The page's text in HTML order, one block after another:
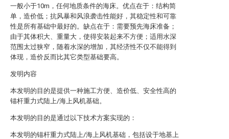
一般小于10m，任何地质条件的海床。优点在于：结构简
单，造价低；抗风暴和风浪袭击性能好，其稳定性和可靠
性是所有基础中最好的。缺点在于：需要预先海床准备；
由于其体积大、重量大，使得安装起来不方便；适用水深
范围太过狭窄，随着水深的增加，其经济性不仅不能得到
体现，造价反而比其它类型基础要高。
发明内容
本发明的目的是提供一种施工方便、造价低、安全性高的
锚杆重力式陆上/海上风机基础。
本发明的目的是通过以下技术方案实现的：
本发明的锚杆重力式陆上/海上风机基础，包括设于地基上